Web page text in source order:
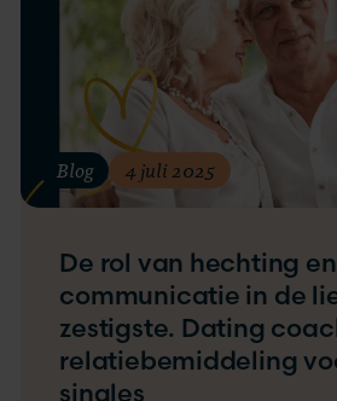
Blog 4 juli 2025
De rol van hechting en
communicatie in de
zestigste. Dating
relatiebemiddeling
singles